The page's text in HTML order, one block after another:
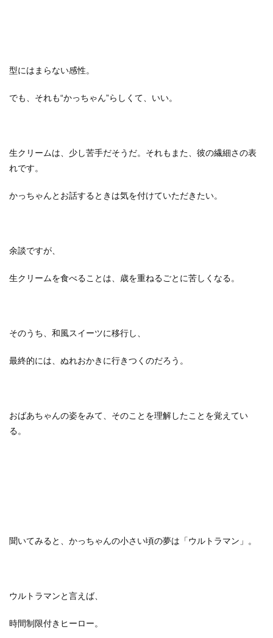
型にはまらない感性。
でも、それも“かっちゃん”らしくて、いい。
生クリームは、少し苦手だそうだ。それもまた、彼の繊細さの表
れです。
かっちゃんとお話するときは気を付けていただきたい。
余談ですが、
生クリームを食べることは、歳を重ねるごとに苦しくなる。
そのうち、和風スイーツに移行し、
最終的には、ぬれおかきに行きつくのだろう。
おばあちゃんの姿をみて、そのことを理解したことを覚えてい
る。
聞いてみると、かっちゃんの小さい頃の夢は「ウルトラマン」。
ウルトラマンと言えば、
時間制限付きヒーロー。